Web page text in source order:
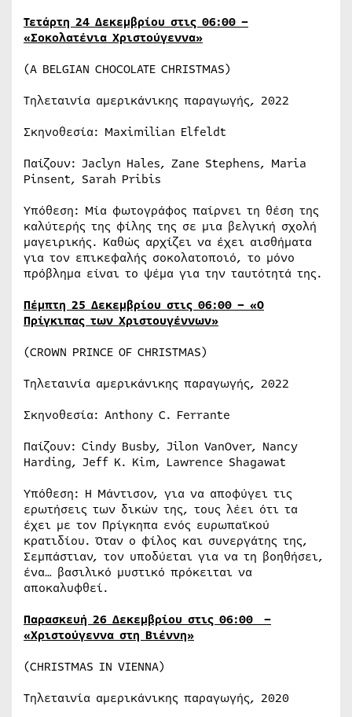
Τετάρτη 24 Δεκεμβρίου στις 06:00 –
«Σοκολατένια Χριστούγεννα»
(A BELGIAN CHOCOLATE CHRISTMAS)
Τηλεταινία αμερικάνικης παραγωγής, 2022
Σκηνοθεσία: Maximilian Elfeldt
Παίζουν: Jaclyn Hales, Zane Stephens, Maria
Pinsent, Sarah Pribis
Υπόθεση: Μία φωτογράφος παίρνει τη θέση της
καλύτερής της φίλης της σε μια βελγική σχολή
μαγειρικής. Καθώς αρχίζει να έχει αισθήματα
για τον επικεφαλής σοκολατοποιό, το μόνο
πρόβλημα είναι το ψέμα για την ταυτότητά της.
Πέμπτη 25 Δεκεμβρίου στις 06:00 – «Ο
Πρίγκιπας των Χριστουγέννων»
(CROWN PRINCE OF CHRISTMAS)
Τηλεταινία αμερικάνικης παραγωγής, 2022
Σκηνοθεσία: Anthony C. Ferrante
Παίζουν: Cindy Busby, Jilon VanOver, Nancy
Harding, Jeff K. Kim, Lawrence Shagawat
Υπόθεση: Η Μάντισον, για να αποφύγει τις
ερωτήσεις των δικών της, τους λέει ότι τα
έχει με τον Πρίγκηπα ενός ευρωπαϊκού
κρατιδίου. Όταν ο φίλος και συνεργάτης της,
Σεμπάστιαν, τον υποδύεται για να τη βοηθήσει,
ένα… βασιλικό μυστικό πρόκειται να
αποκαλυφθεί.
Παρασκευή 26 Δεκεμβρίου στις 06:00 –
«Χριστούγεννα στη Βιέννη»
(CHRISTMAS IN VIENNA)
Τηλεταινία αμερικάνικης παραγωγής, 2020